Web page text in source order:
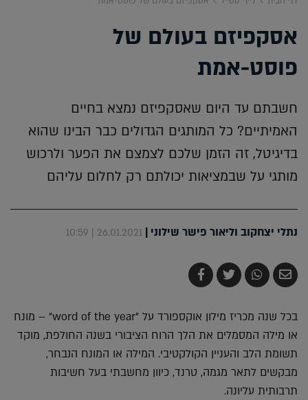
אסקפיזם בעולם של
פוסט-אמת
חשבתם עד היום שאסקפיזם נמצא בחיים
האמיתיים? כל המותגים הגדולים כבר הבינו שהוא
בדיגיטל, זה הזמן שלכם לצמצם את הפער ולרכוש
מותגי על שבמציאות יכולתם רק לחלום עליהם
נתלי יצחקוב וליאור פישר שילוני |
26.01.2021 | 10:59
שלח
בדואר
שתף
ב-
צייץ
ב-
שתף
ב-
בכל שנה מכריז מילון אוקספורד על "word of the year״ – מונח
או מילה המסמלים את הלך הרוח הציבורי בשנה החולפת, מוקד
תשומת הלב והעניין הקולקטיבי. המילה או המונח הנבחר,
מבקשים לתאר מגמה, טרנד, כיוון מחשבתי בעל חשיבות
תרבותית עליונה.